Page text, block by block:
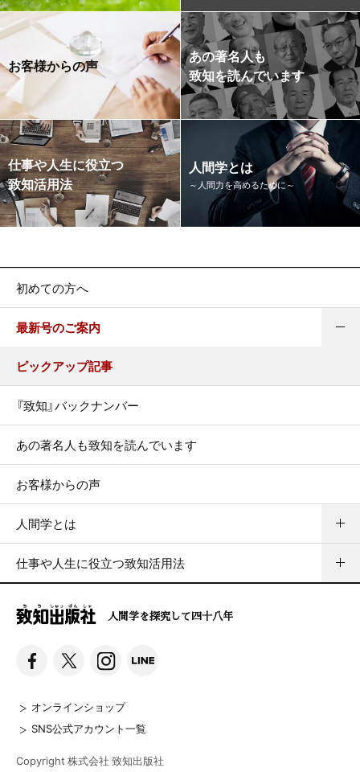
お客様からの声
あの著名人も
致知を読んでいます
仕事や人生に役立つ
致知活用法
人間学とは
～人間力を高めるために～
初めての方へ
最新号のご案内
ピックアップ記事
『致知』バックナンバー
あの著名人も致知を読んでいます
お客様からの声
人間学とは
仕事や人生に役立つ致知活用法
人間学を探究して四十八年
オンラインショップ
SNS公式アカウント一覧
Copyright 株式会社 致知出版社